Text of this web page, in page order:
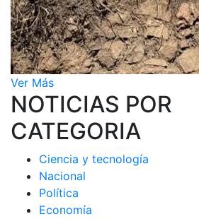
Ver Más
NOTICIAS POR
CATEGORIA
Ciencia y tecnología
Nacional
Política
Economía